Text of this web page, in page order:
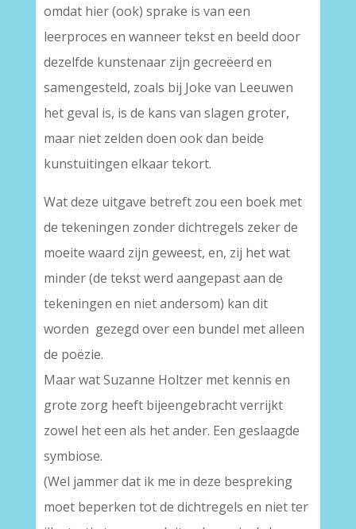
omdat hier (ook) sprake is van een
leerproces en wanneer tekst en beeld door
dezelfde kunstenaar zijn gecreëerd en
samengesteld, zoals bij Joke van Leeuwen
het geval is, is de kans van slagen groter,
maar niet zelden doen ook dan beide
kunstuitingen elkaar tekort.
Wat deze uitgave betreft zou een boek met
de tekeningen zonder dichtregels zeker de
moeite waard zijn geweest, en, zij het wat
minder (de tekst werd aangepast aan de
tekeningen en niet andersom) kan dit
worden gezegd over een bundel met alleen
de poëzie.
Maar wat Suzanne Holtzer met kennis en
grote zorg heeft bijeengebracht verrijkt
zowel het een als het ander. Een geslaagde
symbiose.
(Wel jammer dat ik me in deze bespreking
moet beperken tot de dichtregels en niet ter